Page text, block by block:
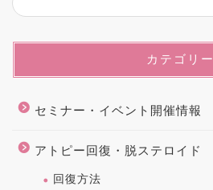
カテゴリー
セミナー・イベント開催情報
アトピー回復・脱ステロイド
回復方法